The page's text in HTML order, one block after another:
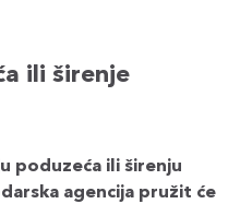
ili širenje
poduzeća ili širenju
agencija pružit će